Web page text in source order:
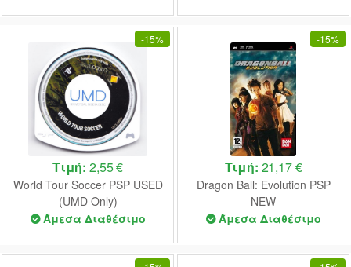
-15%
Τιμή: 2,55 €
World Tour Soccer PSP USED
(UMD Only)
Άμεσα Διαθέσιμο
-15%
Τιμή: 21,17 €
Dragon Ball: Evolution PSP
NEW
Άμεσα Διαθέσιμο